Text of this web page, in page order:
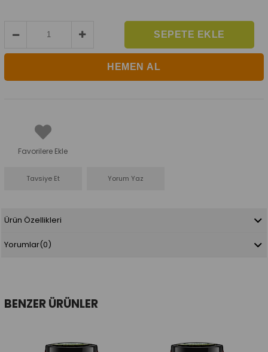
Favorilere Ekle
Tavsiye Et Yorum Yaz
Ürün Özellikleri
Yorumlar(0)
BENZER ÜRÜNLER